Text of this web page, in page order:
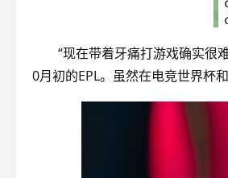
“现在带着牙痛打游戏确实很
0月初的EPL。虽然在电竞世界杯